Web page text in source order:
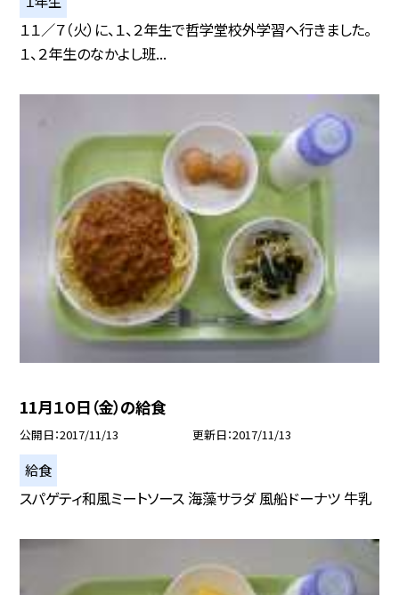
１１／７（火）に、１、２年生で哲学堂校外学習へ行きました。
１、２年生のなかよし班...
11月１０日（金）の給食
公開日 2017/11/13 更新日 2017/11/13
給食
スパゲティ和風ミートソース 海藻サラダ 風船ドーナツ 牛乳